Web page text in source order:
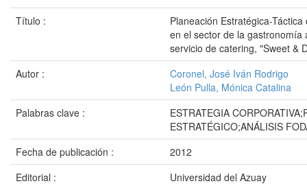
Título :
Planeación Estratégica-
en el sector de la gastronomía
servicio de catering, "Sweet &
Autor :
Coronel, José Iván Rodrigo
León Pulla, Mónica Catalina
Palabras clave :
ESTRATEGIA
ESTRATÉGICO;ANÁLISIS
Fecha de publicación :
2012
Editorial :
Universidad del Azuay